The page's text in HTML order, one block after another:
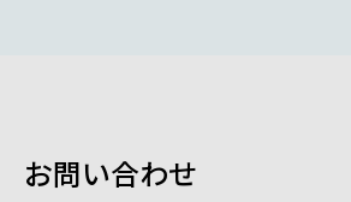
お問い合わせ